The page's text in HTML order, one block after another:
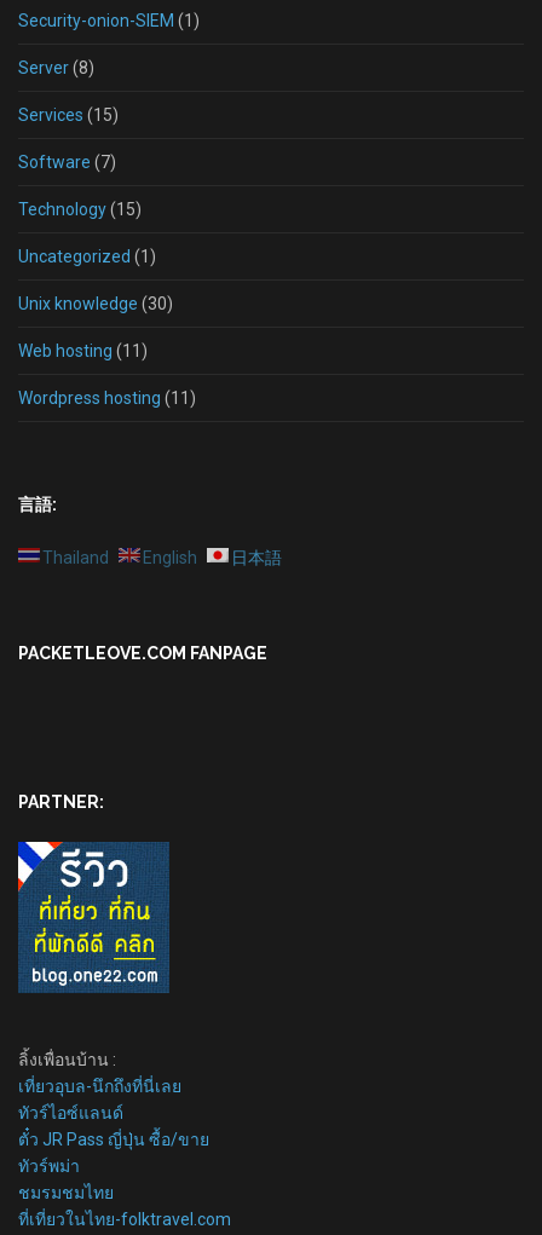
Security-onion-SIEM (1)
Server(8)
Services (15)
Software (7)
Technology(15)
Uncategorized (1)
Unix knowledge (30)
Web hosting (11)
Wordpress hosting (11)
言語:
Thailand English 日本語
PACKETLEOVE.COM FANPAGE
PARTNER:
ลิ้งเพื่อนบ้าน :
เที่ยวอุบล-นึกถึงที่นี่เลย
ทัวร์ไอซ์แลนด์
ตั๋ว JR Pass ญี่ปุ่น ซื้อ/ขาย
ทัวร์พม่า
ชมรมชมไทย
ที่เที่ยวในไทย-folktravel.com